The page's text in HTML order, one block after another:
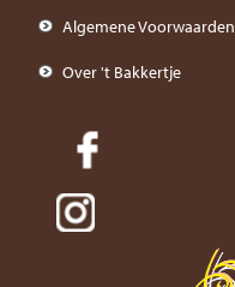
Algemene Voorwaarden
Over 't Bakkertje